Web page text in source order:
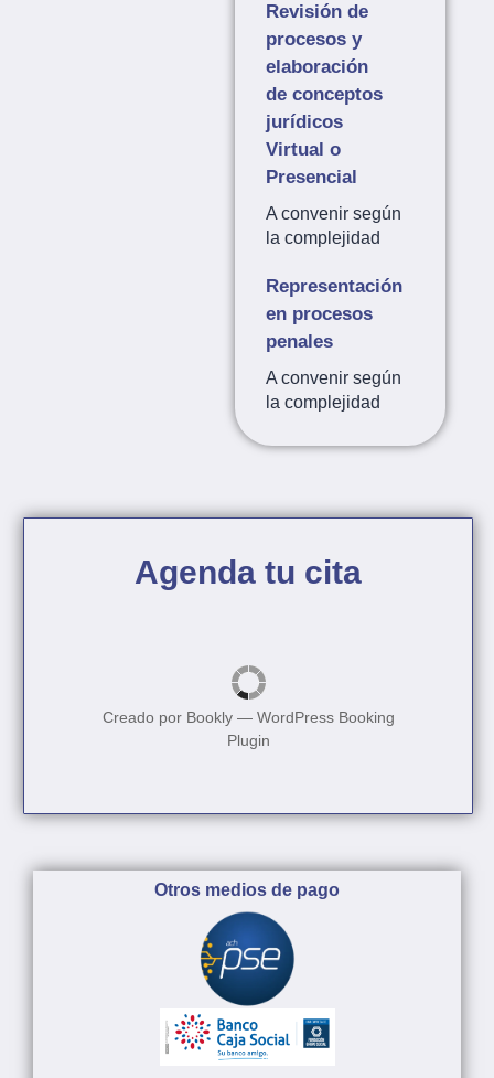
Revisión de
procesos y
elaboración
de conceptos
jurídicos
Virtual o
Presencial
A convenir según
la complejidad
Representación
en procesos
penales
A convenir según
la complejidad
Agenda tu cita
Creado por Bookly— WordPress Booking
Plugin
Otros medios de pago